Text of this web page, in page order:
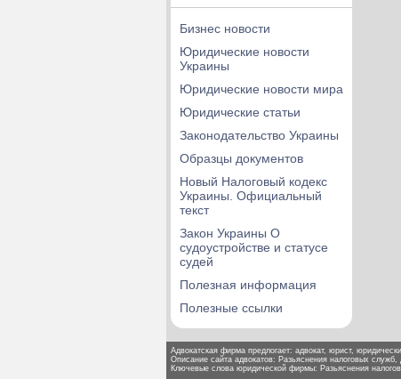
Бизнес новости
Юридические новости
Украины
Юридические новости мира
Юридические статьи
Законодательство Украины
Образцы документов
Новый Налоговый кодекс
Украины. Официальный
текст
Закон Украины О
судоустройстве и статусе
судей
Полезная информация
Полезные ссылки
Адвокатская фирма предлогает: адвокат, юрист,
Описание сайта адвокатов: Разьяснения налоговых
Ключевые слова юридической фирмы: Разьяснения